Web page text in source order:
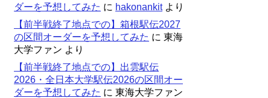
ダーを予想してみた に hakonankitより
【前半戦終了地点での】箱根駅伝2027
の区間オーダーを予想してみた に 東海
大学ファン より
【前半戦終了地点での】出雲駅伝
2026・全日本大学駅伝2026の区間オー
ダーを予想してみた に 東海大学ファン